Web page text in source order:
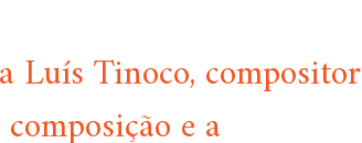
Luís Tinoco, compositor
e a